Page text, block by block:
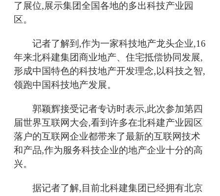
了展位,展示集团全国各地的多出科技产业园
区。
记者了解到,作为一家科技地产龙头企业,16
年来北科建集团商业地产、住宅抵偿协同发展,
形成中国特色的科技地产开发理念,以科技之智,
领跑中国科技地产发展。
郭颖辉接受记者专访时表示,此次参加第四
届世界互联网大会,看到许多在北科建产业园区
落户的互联网企业都带来了最新的互联网技术
和产品,作为服务科技企业的地产企业十分的高
兴。
据记者了解,目前北科建集团已经拥有北京